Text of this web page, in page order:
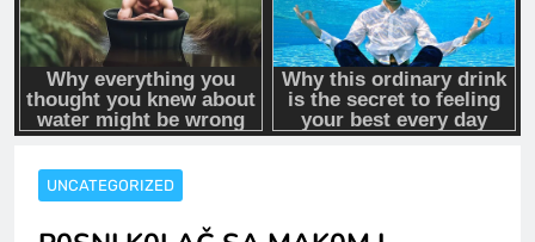
UNCATEGORIZED